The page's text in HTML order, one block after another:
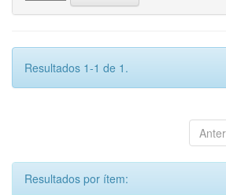
Resultados 1-1 de 1.
Resultados por ítem: